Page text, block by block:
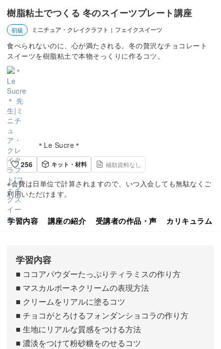
樹脂粘土でつくる 冬のスイーツプレート講座
初級 ミニチュア・クレイクラフト | フェイクスイーツ
食べられないのに、心が満たされる。冬の贅沢なチョコレート
スイーツを樹脂粘土で本物そっくりに作るコツ。
＊Le Sucre＊
256
キット・材料 補助資料なし
※会費は日単位で計算されますので、いつ入会しても無駄なくご
利用いただけます。
学習内容 講座の紹介 受講者の作品・声 カリキュラム
学習内容
■ ココアパウダーたっぷりティラミスの作り方
■ マスカルポーネクリームの表現方法
■ クリームをリアルに塗るコツ
■ チョコがとろけるフォンダンショコラの作り方
■ 生地にリアルな質感をつける方法
■ 濃淡をつけて粉砂糖をのせるコツ